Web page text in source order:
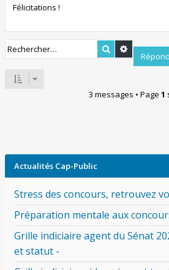
Félicitations !
Rechercher
3 messages • Page 1
Actualités Cap-Public
Stress des concours, retrouvez
Préparation mentale aux
Grille indiciaire agent du Sénat
et statut -